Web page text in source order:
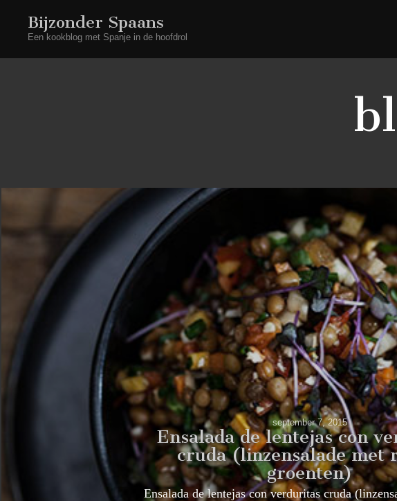
Bijzonder Spaans
Een kookblog met Spanje in de hoofdrol
september 7, 2015
Ensalada de lentejas con
cruda (linzensalade met
groenten)
Ensalada de lentejas con verduritas cruda